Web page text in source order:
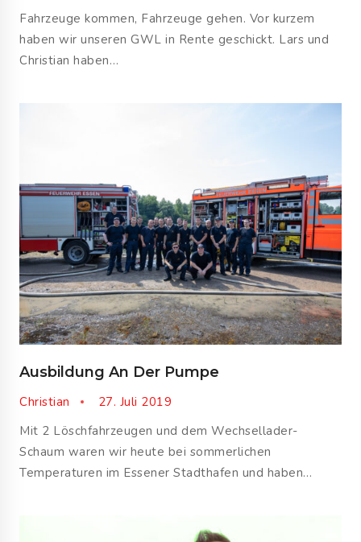
Fahrzeuge kommen, Fahrzeuge gehen. Vor kurzem
haben wir unseren GWL in Rente geschickt. Lars und
Christian haben…
Ausbildung An Der Pumpe
Christian
27. Juli 2019
Mit 2 Löschfahrzeugen und dem Wechsellader-
Schaum waren wir heute bei sommerlichen
Temperaturen im Essener Stadthafen und haben…